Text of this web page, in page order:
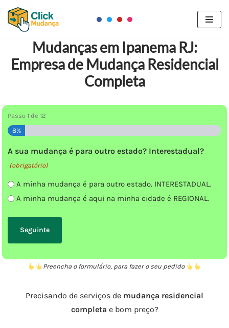
Pular
o
conteúdo
Mudanças em Ipanema RJ:
Empresa de Mudança Residencial
Completa
Passo1 de12
8%
A sua mudança é para outro estado? Interestadual?
(obrigatório)
A minha mudança é para outro estado. INTERESTADUAL.
A minha mudança é aqui na minha cidade é REGIONAL.
Preencha o formulário, para fazer o seu pedido
Precisando de serviços de mudança residencial
completa e bom preço?